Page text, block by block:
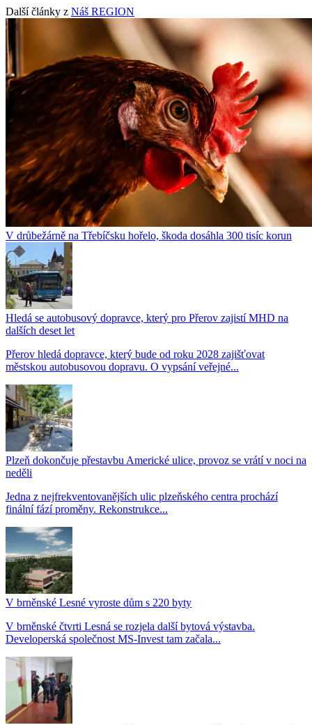
Další články z Náš REGION
V drůbežárně na Třebíčsku hořelo, škoda dosáhla 300 tisíc korun
Hledá se autobusový dopravce, který pro Přerov zajistí MHD na
dalších deset let
Přerov hledá dopravce, který bude od roku 2028 zajišťovat
městskou autobusovou dopravu. O vypsání veřejné...
Plzeň dokončuje přestavbu Americké ulice, provoz se vrátí v noci na
neděli
Jedna z nejfrekventovanějších ulic plzeňského centra prochází
finální fází proměny. Rekonstrukce...
V brněnské Lesné vyroste dům s 220 byty
V brněnské čtvrti Lesná se rozjela další bytová výstavba.
Developerská společnost MS-Invest tam začala...